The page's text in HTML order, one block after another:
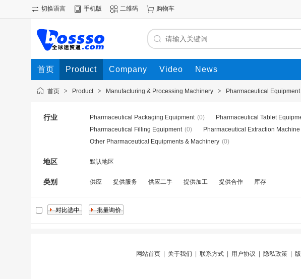
切换语言 手机版 二维码 购物车
首页 Product Company Video News
首页 > Product > Manufacturing & Processing Machinery > Pharmaceutical
行业 Pharmaceutical Packaging Equipment (0) Pharmaceutical Tablet
Pharmaceutical Filling Equipment (0) Pharmaceutical Extraction Machine
Other Pharmaceutical Equipments & Machinery (0)
地区 默认地区
类别 供应 提供服务 供应二手 提供加工 提供合作 库存
网站首页 关于我们 联系方式 用户协议 隐私政策